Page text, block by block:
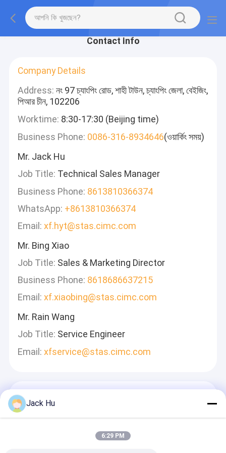
Contact Info
Company Details
Address: নং 97 চ্যাংপিং রোড, শাহী টাউন, চ্যাংপিং জেলা, বেইজিং,
পিআর চীন, 102206
Worktime: 8:30-17:30 (Beijing time)
Business Phone: 0086-316-8934646(ওয়ার্কিং সময়)
Mr. Jack Hu
Job Title: Technical Sales Manager
Business Phone: 8613810366374
WhatsApp: +8613810366374
Email: xf.hyt@stas.cimc.com
Mr. Bing Xiao
Job Title: Sales & Marketing Director
Business Phone: 8618686637215
Email: xf.xiaobing@stas.cimc.com
Mr. Rain Wang
Job Title: Service Engineer
Email: xfservice@stas.cimc.com
Jack Hu
6:29 PM